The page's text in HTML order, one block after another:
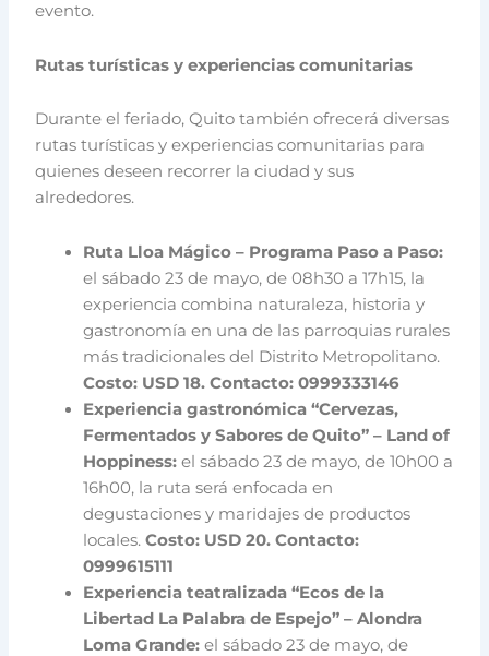
evento.
Rutas turísticas y experiencias comunitarias
Durante el feriado, Quito también ofrecerá diversas
rutas turísticas y experiencias comunitarias para
quienes deseen recorrer la ciudad y sus
alrededores.
Ruta Lloa Mágico – Programa Paso a Paso:
el sábado 23 de mayo, de 08h30 a 17h15, la
experiencia combina naturaleza, historia y
gastronomía en una de las parroquias rurales
más tradicionales del Distrito Metropolitano.
Costo: USD 18. Contacto: 0999333146
Experiencia gastronómica “Cervezas,
Fermentados y Sabores de Quito” – Land of
Hoppiness: el sábado 23 de mayo, de 10h00 a
16h00, la ruta será enfocada en
degustaciones y maridajes de productos
locales.Costo: USD 20. Contacto:
0999615111
Experiencia teatralizada “Ecos de la
Libertad La Palabra de Espejo” – Alondra
Loma Grande: el sábado 23 de mayo, de